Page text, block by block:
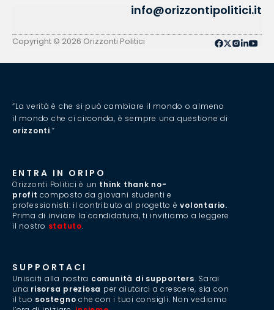
info@orizzontipolitici.it
Copyright © 2026 Orizzonti Politici
“La verità è che si può cambiare il mondo o almeno
il mondo che ci circonda, è sempre una questione di
orizzonti.”
ENTRA IN ORIPO
Orizzonti Politici è un think thank no-
profit composto da giovani studenti e
professionisti: il contributo al progetto èvolontario.
Prima di inviare la candidatura, ti invitiamo a leggere
il nostro statuto.
SUPPORTACI
Unisciti alla nostra comunità di supporters. Sarai
una risorsa preziosa per aiutarci a crescere, sia con
il tuo sostegno che con i tuoi consigli. Non vediamo